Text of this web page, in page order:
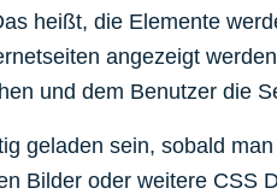
heißt, die Elemente
angezeigt
und dem Benutzer die
geladen sein, sobald
Bilder oder weitere CSS